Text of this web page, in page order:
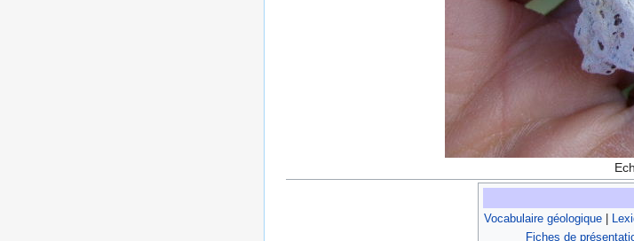
Vocabulaire géologique
Fiches de